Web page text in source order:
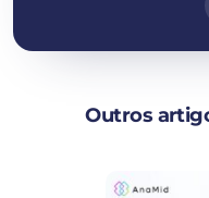
Outros